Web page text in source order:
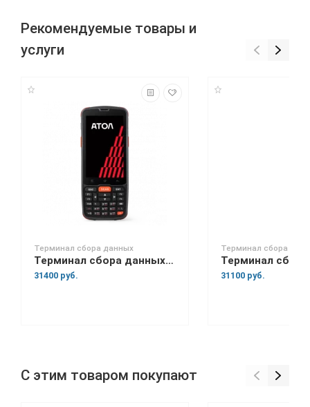
Рекомендуемые товары и
услуги
Терминал сбора данных
Терминал сбора данных АТОЛ Smart.Slim
31400 руб.
Терминал сбора
31100 руб.
С этим товаром покупают